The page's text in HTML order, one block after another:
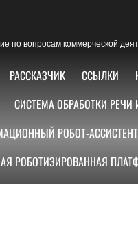
по вопросам коммерческой
РАССКАЗЧИК ССЫЛКИ
СИСТЕМА ОБРАБОТКИ РЕЧИ
РОБОТ-
РОБОТИЗИРОВАННАЯ